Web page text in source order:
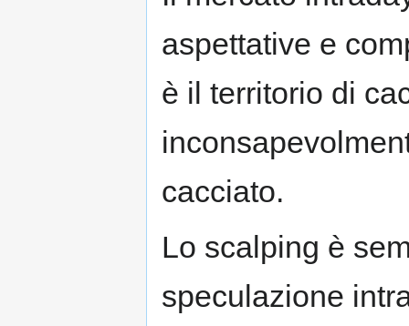
aspettative e
è il territorio di
cacciato.
Lo scalping è
speculazione